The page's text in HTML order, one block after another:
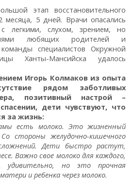
этап восстановительного
месяца, 5 дней. Врачи опасались
легкими, слухом, зрением, но
любящих родителей и
специалистов Окружной
Ханты-Мансийска удалось
Игорь Колмаков из опыта
рядом заботливых
позитивный настрой –
дети чувствуют, что
за жизнь:
есть молоко. Это жизненный
стороны желудочно-кишечного
Дети быстро растут,
Важно свое молоко для каждого,
но это прочная
и ребенка через молоко.